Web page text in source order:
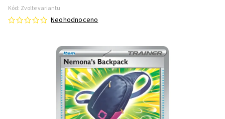
Kód: Zvolte variantu
Neohodnoceno